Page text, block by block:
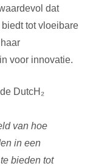
dat
tot vloeibare
voor innovatie.
DutcH₂
van hoe
in een
bieden tot